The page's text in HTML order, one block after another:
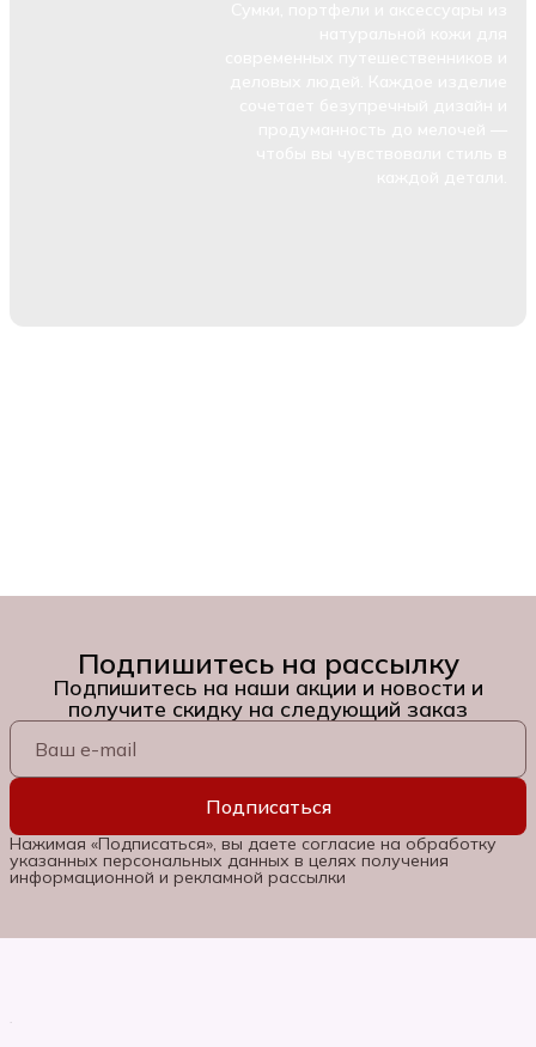
Подпишитесь на рассылку
Подпишитесь на наши акции и новости и
получите скидку на следующий заказ
Подписаться
Нажимая «Подписаться», вы даете согласие на обработку
указанных персональных данных в целях получения
информационной и рекламной рассылки